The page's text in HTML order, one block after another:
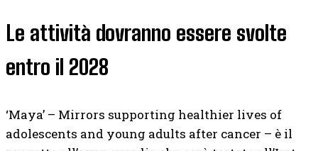
Le attività dovranno essere svolte
entro il 2028
‘Maya’ – Mirrors supporting healthier lives of
adolescents and young adults after cancer – è il